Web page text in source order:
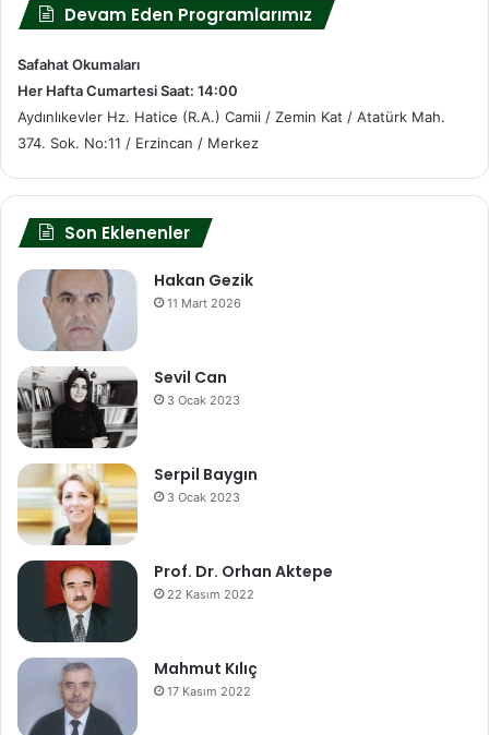
Devam Eden Programlarımız
Safahat Okumaları
Her Hafta Cumartesi Saat: 14:00
Aydınlıkevler Hz. Hatice (R.A.) Camii / Zemin Kat / Atatürk Mah.
374. Sok. No:11 / Erzincan / Merkez
Son Eklenenler
Hakan Gezik
11 Mart 2026
Sevil Can
3 Ocak 2023
Serpil Baygın
3 Ocak 2023
Prof. Dr. Orhan Aktepe
22 Kasım 2022
Mahmut Kılıç
17 Kasım 2022